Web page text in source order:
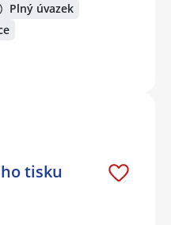
Plný úvazek
tisku